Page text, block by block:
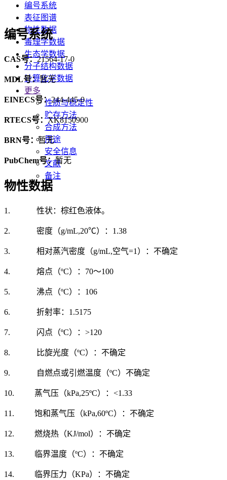
编号系统
表征图谱
物性数据
毒理学数据
生态学数据
分子结构数据
计算化学数据
更多
性质与稳定性
贮存方法
合成方法
用途
安全信息
文献
备注
编号系统
CAS号：21564-17-0
MDL号：暂无
EINECS号：244-445-0
RTECS号：XK8150900
BRN号：暂无
PubChem号：暂无
物性数据
1. 性状：棕红色液体。
2. 密度（g/mL,20℃）：1.38
3. 相对蒸汽密度（g/mL,空气=1）：不确定
4. 熔点（ºC）：70～100
5. 沸点（ºC）：106
6. 折射率：1.5175
7. 闪点（ºC）：>120
8. 比旋光度（ºC）：不确定
9. 自燃点或引燃温度（ºC）不确定
10. 蒸气压（kPa,25ºC）：<1.33
11. 饱和蒸气压（kPa,60ºC）：不确定
12. 燃烧热（KJ/mol）：不确定
13. 临界温度（ºC）：不确定
14. 临界压力（KPa）：不确定